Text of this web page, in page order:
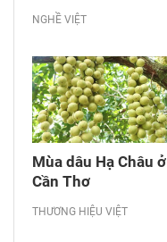
NGHỀ VIỆT
Mùa dâu Hạ Châu ở
Cần Thơ
THƯƠNG HIỆU VIỆT